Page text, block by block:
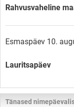
Rahvusvaheline
Esmaspäev 10.
Lauritsapäev
Tänased